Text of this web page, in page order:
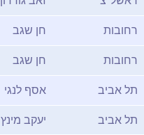
רחובות חן שגב
רחובות חן שגב
תל אביב אסף לנגי
תל אביב יעקב מינץ